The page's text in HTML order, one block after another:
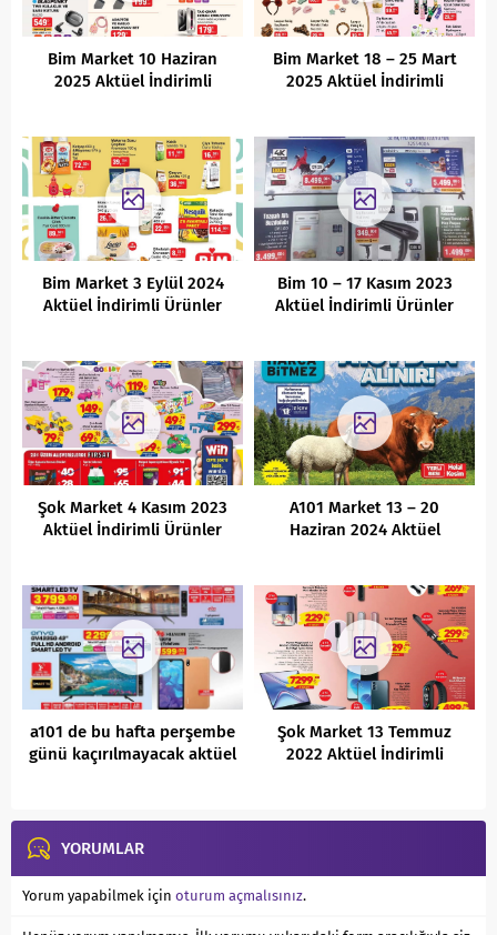
Bim Market 10 Haziran
2025 Aktüel İndirimli
Bim Market 18 – 25 Mart
2025 Aktüel İndirimli
Bim Market 3 Eylül 2024
Aktüel İndirimli Ürünler
Bim 10 – 17 Kasım 2023
Aktüel İndirimli Ürünler
Şok Market 4 Kasım 2023
Aktüel İndirimli Ürünler
A101 Market 13 – 20
Haziran 2024 Aktüel
a101 de bu hafta perşembe
günü kaçırılmayacak aktüel
Şok Market 13 Temmuz
2022 Aktüel İndirimli
YORUMLAR
Yorum yapabilmek için oturum açmalısınız.